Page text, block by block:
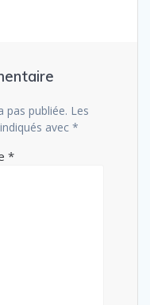
pas publiée. Les
avec *
*